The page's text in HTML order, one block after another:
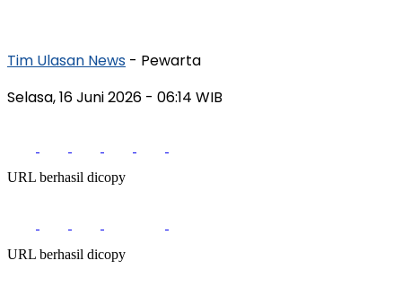
Tim Ulasan News - Pewarta
Selasa, 16 Juni 2026 - 06:14 WIB
URL berhasil dicopy
URL berhasil dicopy